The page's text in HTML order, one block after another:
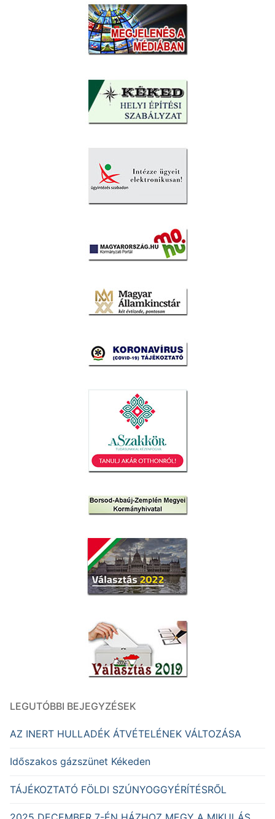
LEGUTÓBBI BEJEGYZÉSEK
AZ INERT HULLADÉK ÁTVÉTELÉNEK VÁLTOZÁSA
Időszakos gázszünet Kékeden
TÁJÉKOZTATÓ FÖLDI SZÚNYOGGYÉRÍTÉSRŐL